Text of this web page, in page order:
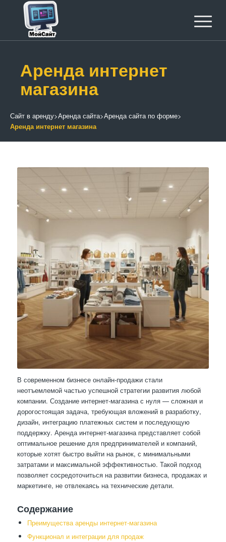
Аренда интернет
магазина
Сайт в аренду>Аренда сайта>Аренда сайта по форме>
Аренда интернет магазина
В современном бизнесе онлайн-продажи стали
неотъемлемой частью успешной стратегии развития любой
компании. Создание интернет-магазина с нуля — сложная и
дорогостоящая задача, требующая вложений в разработку,
дизайн, интеграцию платежных систем и последующую
поддержку. Аренда интернет-магазина представляет собой
оптимальное решение для предпринимателей и компаний,
которые хотят быстро выйти на рынок, с минимальными
затратами и максимальной эффективностью. Такой подход
позволяет сосредоточиться на развитии бизнеса, продажах и
маркетинге, не отвлекаясь на технические детали.
Содержание
Преимущества аренды интернет-магазина
Функционал и интеграции для продаж